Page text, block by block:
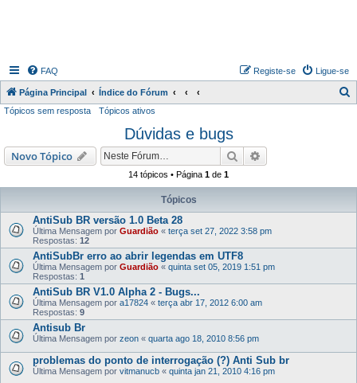
FAQ Ligue-se
Registe-se
Página Principal Índice do Fórum
i
Tópicos sem resposta Tópicos ativos
Dúvidas e bugs
Novo Tópico Pesquisar
14 tópicos • Página 1 de 1
Tópicos
AntiSub BR versão 1.0 Beta 28
Última Mensagem por Guardião « terça set 27, 2022 3:58 pm
Respostas: 12
AntiSubBr erro ao abrir legendas em UTF8
Última Mensagem por Guardião « quinta set 05, 2019 1:51 pm
Respostas: 1
AntiSub BR V1.0 Alpha 2 - Bugs...
Última Mensagem por a17824 « terça abr 17, 2012 6:00 am
Respostas: 9
Antisub Br
Última Mensagem por zeon « quarta ago 18, 2010 8:56 pm
problemas do ponto de interrogação (?) Anti Sub br
Última Mensagem por vitmanucb « quinta jan 21, 2010 4:16 pm